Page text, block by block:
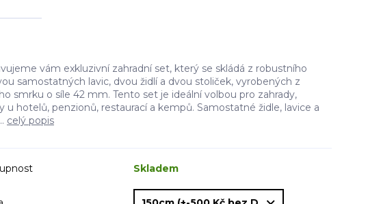
vám exkluzivní zahradní set, který se skládá z robustního
samostatných lavic, dvou židlí a dvou stoliček, vyrobených z
smrku o síle 42 mm. Tento set je ideální volbou pro zahrady,
u hotelů, penzionů, restaurací a kempů. Samostatné židle, lavice a
celý popis
Skladem